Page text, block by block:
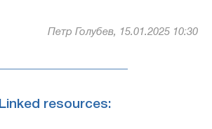
Петр Голубев, 15.01.2025 10:30
Linked resources: